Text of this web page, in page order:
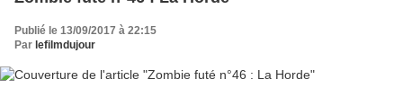
Publié le 13/09/2017 à 22:15
Par lefilmdujour